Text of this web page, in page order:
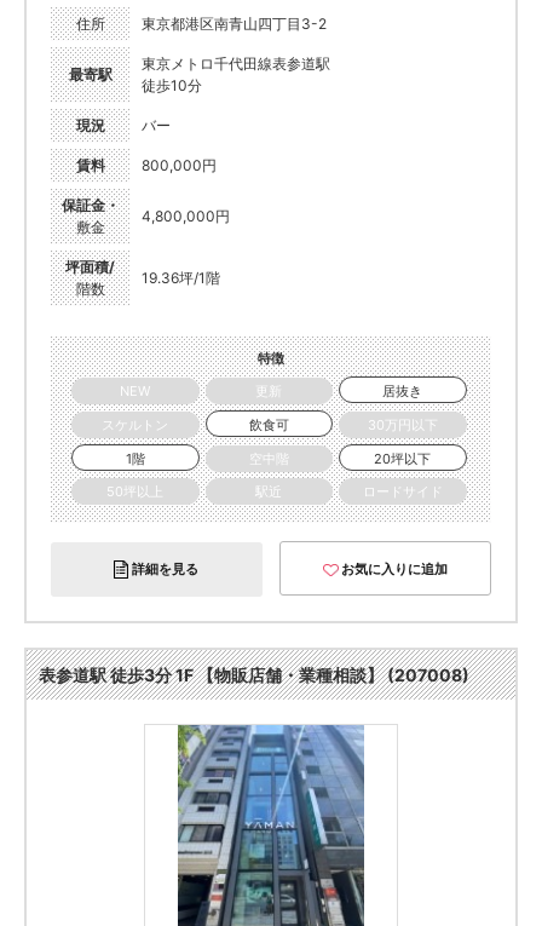
住所 東京都港区南青山四丁目3-2
最寄駅
東京メトロ千代田線表参道駅
徒歩10分
現況 バー
賃料 800,000円
保証金・
敷金
4,800,000円
坪面積/
階数
19.36坪/1階
特徴
NEW
更新
居抜き
スケルトン
飲食可
30万円以下
1階
空中階
20坪以下
50坪以上
駅近 ロードサイド
詳細を見る お気に入りに追加
表参道駅 徒歩3分 1F 【物販店舗・業種相談】 (207008)